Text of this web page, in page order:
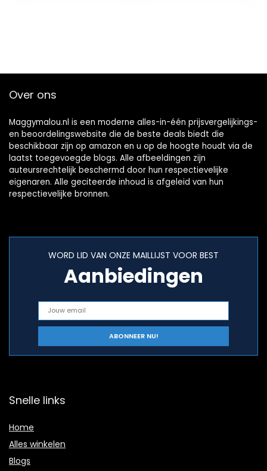
Over ons
Maggymalou.nl is een moderne alles-in-één prijsvergelijkings-
en beoordelingswebsite die de beste deals biedt die
beschikbaar zijn op amazon en u op de hoogte houdt via de
laatst toegevoegde blogs. Alle afbeeldingen zijn
auteursrechtelijk beschermd door hun respectievelijke
eigenaren. Alle geciteerde inhoud is afgeleid van hun
respectievelijke bronnen.
WORD LID VAN ONZE MAILLIJST VOOR BEST
Aanbiedingen
Snelle links
Home
Alles winkelen
Blogs